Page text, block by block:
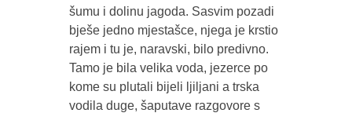
šumu i dolinu jagoda. Sasvim pozadi
bješe jedno mjestašce, njega je krstio
rajem i tu je, naravski, bilo predivno.
Tamo je bila velika voda, jezerce po
kome su plutali bijeli ljiljani a trska
vodila duge, šaputave razgovore s